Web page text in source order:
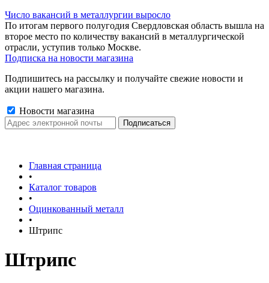
Число вакансий в металлургии выросло
По итогам первого полугодия Свердловская область вышла на
второе место по количеству вакансий в металлургической
отрасли, уступив только Москве.
Подписка на новости магазина
Подпишитесь на рассылку и получайте свежие новости и
акции нашего магазина.
Новости магазина
Главная страница
•
Каталог товаров
•
Оцинкованный металл
•
Штрипс
Штрипс